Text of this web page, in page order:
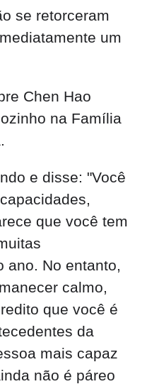
se retorceram
um
Chen Hao
na Família
e disse: "Você
que você tem
No entanto,
calmo,
que você é
da
mais capaz
não é páreo